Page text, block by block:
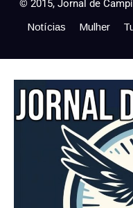
© 2015, Jornal de
Notícias Mulher